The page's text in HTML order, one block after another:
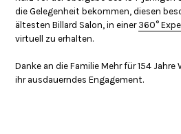
die Gelegenheit bekommen, diesen
ältesten Billard Salon, in einer 360°
virtuell zu erhalten.
Danke an die Familie Mehr für 154
ihr ausdauerndes Engagement.